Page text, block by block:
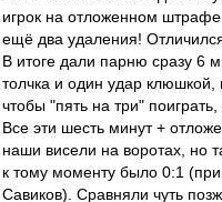
игрок на отложенном
ещё два удаления!
В итоге дали парню сразу 6
толчка и один удар
чтобы "пять на три" поиграть,
Все эти шесть минут +
наши висели на воротах, но
к тому моменту было 0:1
Савиков). Сравняли чуть